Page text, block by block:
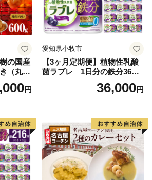
支援いただき、誠にありがとうござ
品の寄附金額を変更させていただく
。
定めるルールを順守し、今後もより多
だきますとともに、今後も変わらぬ
幸いでございます。
願いいたします。
の国産
（丸
円
愛知県小牧市
【3ヶ月定期便】植物性乳酸
菌ラブレ 1日分の鉄分36本
（計108本） [052S10-T]
36,000円